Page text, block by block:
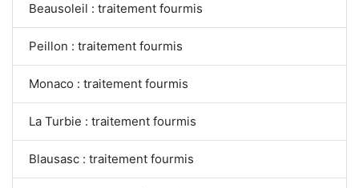
Beausoleil : traitement fourmis
Peillon : traitement fourmis
Monaco : traitement fourmis
La Turbie : traitement fourmis
Blausasc : traitement fourmis